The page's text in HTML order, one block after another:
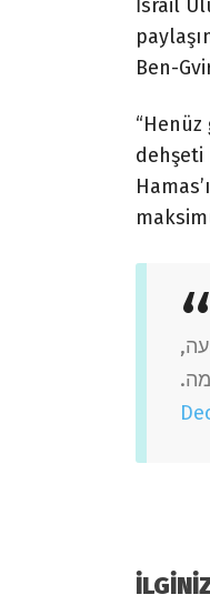
İsrail
Ben-
dehşeti